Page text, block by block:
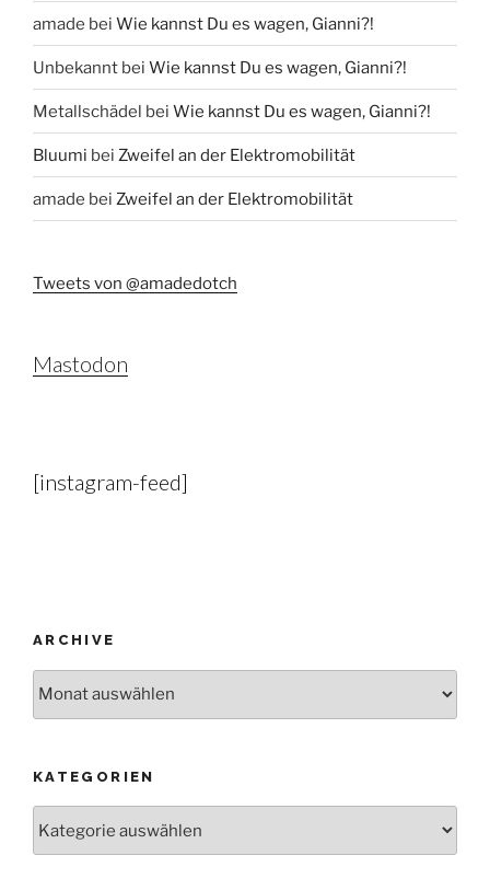
amade bei Wie kannst Du es wagen, Gianni?!
Unbekannt bei Wie kannst Du es wagen, Gianni?!
Metallschädel bei Wie kannst Du es wagen, Gianni?!
Bluumi bei Zweifel an der Elektromobilität
amade bei Zweifel an der Elektromobilität
Tweets von @amadedotch
Mastodon
[instagram-feed]
ARCHIVE
KATEGORIEN